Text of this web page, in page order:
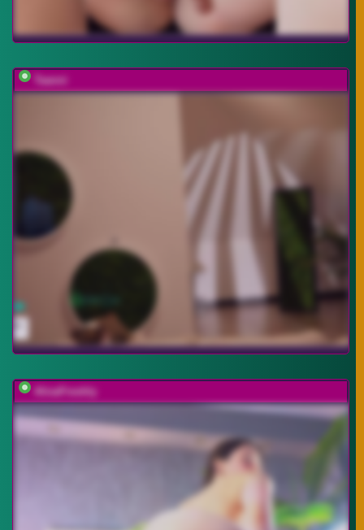
Taanni
AlisaFreshly